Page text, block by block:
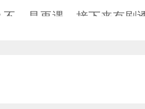
不，是再遇。接下来有
的嫌疑人，现在我是